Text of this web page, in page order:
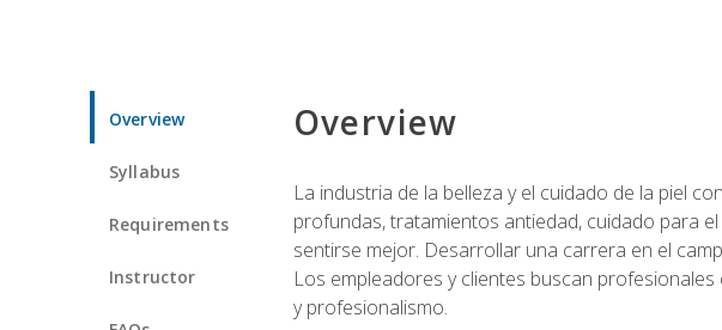
Overview
Syllabus
Requirements
Instructor
Overview
La industria de la belleza y el cuidado de la piel
profundas, tratamientos antiedad, cuidado para
sentirse mejor. Desarrollar una carrera en el
Los empleadores y clientes buscan
y profesionalismo.